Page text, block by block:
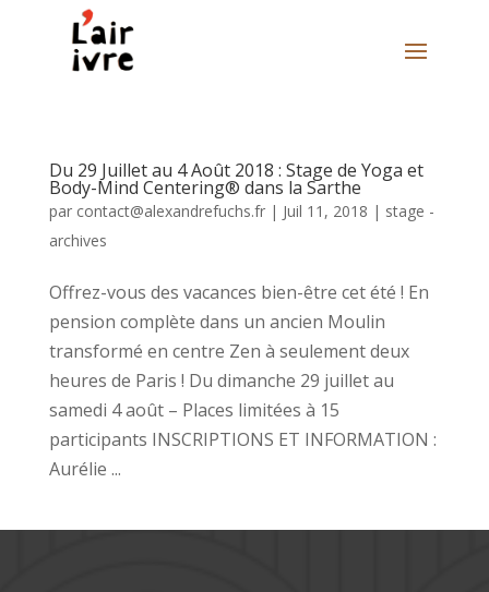
Du 29 Juillet au 4 Août 2018 : Stage de Yoga et
Body-Mind Centering® dans la Sarthe
par contact@alexandrefuchs.fr| Juil 11, 2018 | stage -
archives
Offrez-vous des vacances bien-être cet été ! En
pension complète dans un ancien Moulin
transformé en centre Zen à seulement deux
heures de Paris ! Du dimanche 29 juillet au
samedi 4 août – Places limitées à 15
participants INSCRIPTIONS ET INFORMATION :
Aurélie ...